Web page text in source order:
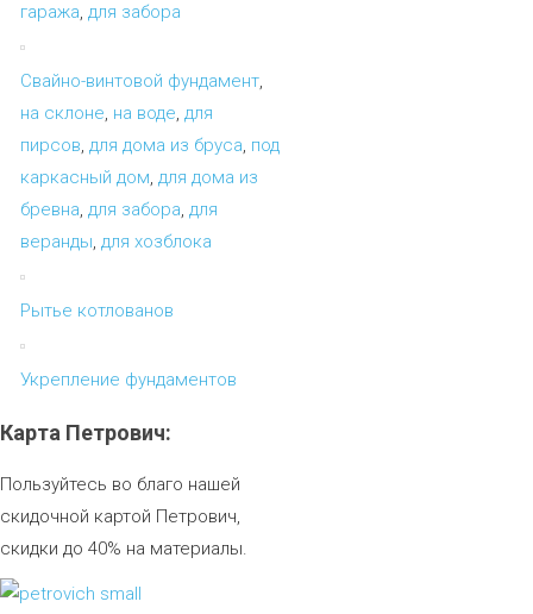
гаража, для забора
Свайно-винтовой фундамент,
на склоне, на воде, для
пирсов, для дома из бруса, под
каркасный дом, для дома из
бревна, для забора, для
веранды, для хозблока
Рытье котлованов
Укрепление фундаментов
Карта Петрович:
Пользуйтесь во благо нашей
скидочной картой Петрович,
скидки до 40% на материалы.